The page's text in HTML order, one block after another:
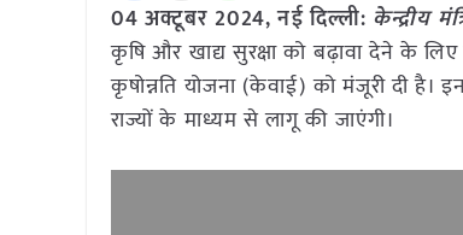
04 अक्टूबर 2024, नई दिल्ली: केन्द्रीय
कृषि और खाद्य सुरक्षा को बढ़ावा देने के लिए
कृषोन्नति योजना (केवाई) को मंजूरी दी
राज्यों के माध्यम से लागू की जाएंगी।